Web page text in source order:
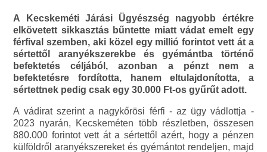
A Kecskeméti Járási Ügyészség nagyobb értékre
elkövetett sikkasztás bűntette miatt vádat emelt egy
férfival szemben, aki közel egy millió forintot vett át a
sértettől aranyékszerekbe és gyémántba történő
befektetés céljából, azonban a pénzt nem a
befektetésre fordította, hanem eltulajdonította, a
sértettnek pedig csak egy 30.000 Ft-os gyűrűt adott.
A vádirat szerint a nagykőrösi férfi - az ügy vádlottja -
2023 nyarán, Kecskeméten több részletben, összesen
880.000 forintot vett át a sértettől azért, hogy a pénzen
külföldről aranyékszereket és gyémántot rendeljen, majd